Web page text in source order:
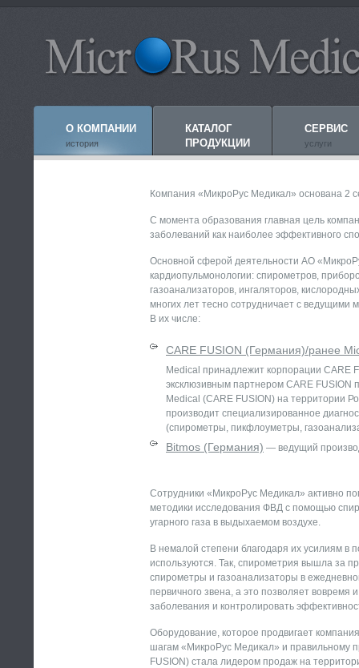
О КОМПАНИИ
история
КАТАЛОГ
ПРОДУКЦИИ
СЕРВИС
услуги
Компания «МикроРус Медикал» основана 2
С момента образования главная цель
заболеваний как наиболее эффективного
Основной сферой деятельности АО
кардиопульмонологии: спирометров,
газоанализаторов, ингаляторов,
многих лет тесно сотрудничает с
В их числе:
CARE FUSION (Германия)/ранее
Medical принадлежит корпорации CARE
эксклюзивным партнером CARE FUSION
Medical (CARE FUSION) на территории
производит специализированное
(спирометры, пикфлоуметры,
Bitmos (Германия) — ведущий
Сотрудники «МикроРус Медикал» активно
методики исследования ФВД с помощью
угарного газа в выдыхаемом воздухе.
В немалой степени благодаря их усилиям в
используются. Так, спирометрия вышла за
спирометры и газоанализаторы в
первичного звена, а это позволяет вовремя
заболевания и контролировать
Оборудование, которое продвигает
шагам «МикроРус Медикал» и правильному
FUSION) стала лидером продаж на